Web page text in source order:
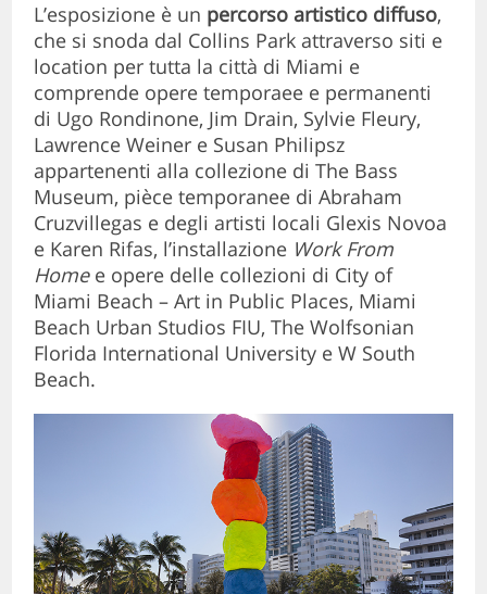
L’esposizione è un percorso artistico diffuso,
che si snoda dal Collins Park attraverso siti e
location per tutta la città di Miami e
comprende opere temporaee e permanenti
di Ugo Rondinone, Jim Drain, Sylvie Fleury,
Lawrence Weiner e Susan Philipsz
appartenenti alla collezione di The Bass
Museum, pièce temporanee di Abraham
Cruzvillegas e degli artisti locali Glexis Novoa
e Karen Rifas, l’installazione Work From
Homee opere delle collezioni di City of
Miami Beach – Art in Public Places, Miami
Beach Urban Studios FIU, The Wolfsonian
Florida International University e W South
Beach.